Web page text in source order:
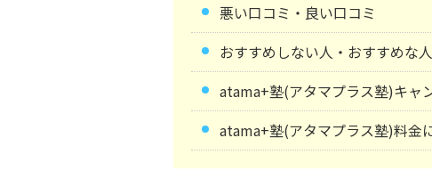
悪い口コミ・良い口コミ
おすすめしない人・おすすめな人
atama+塾(アタマプラス塾)キャ
atama+塾(アタマプラス塾)料金